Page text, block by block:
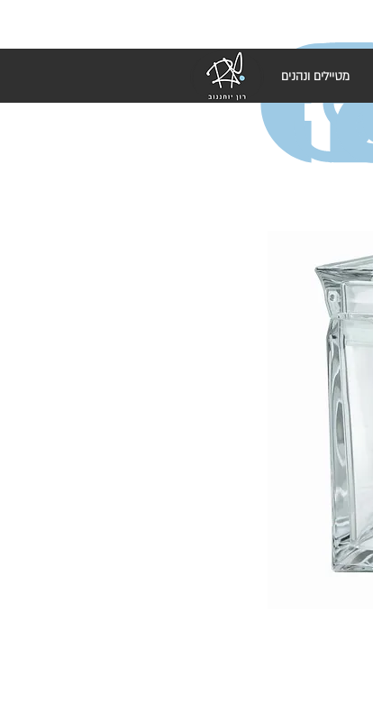
מטיילים ונהנים